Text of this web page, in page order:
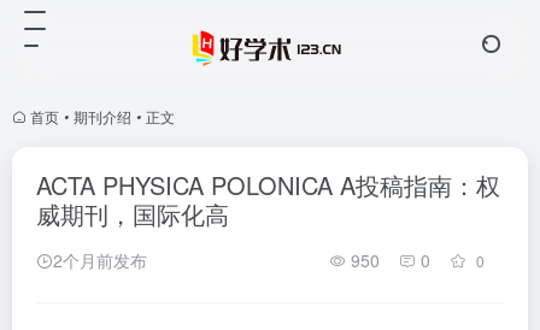
首页 • 期刊介绍 • 正文
ACTA PHYSICA POLONICA A投稿指南：权
威期刊，国际化高
2个月前发布 950 0 0